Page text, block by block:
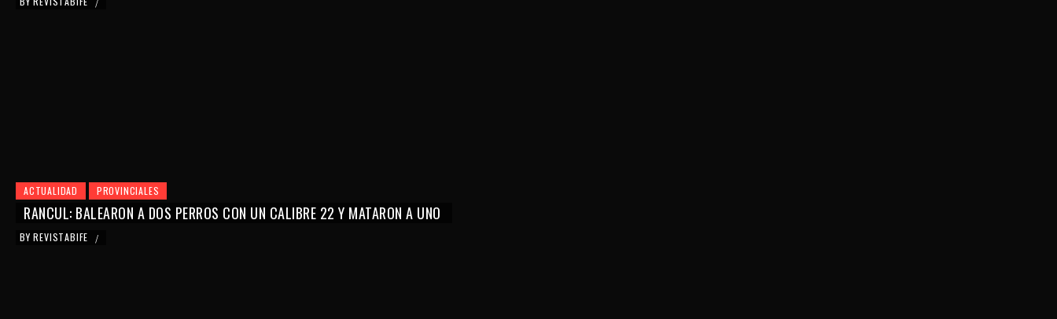
ACTUALIDAD PROVINCIALES
RANCUL: BALEARON A DOS PERROS CON UN CALIBRE 22 Y MATARON A UNO
BY REVISTABIFE /